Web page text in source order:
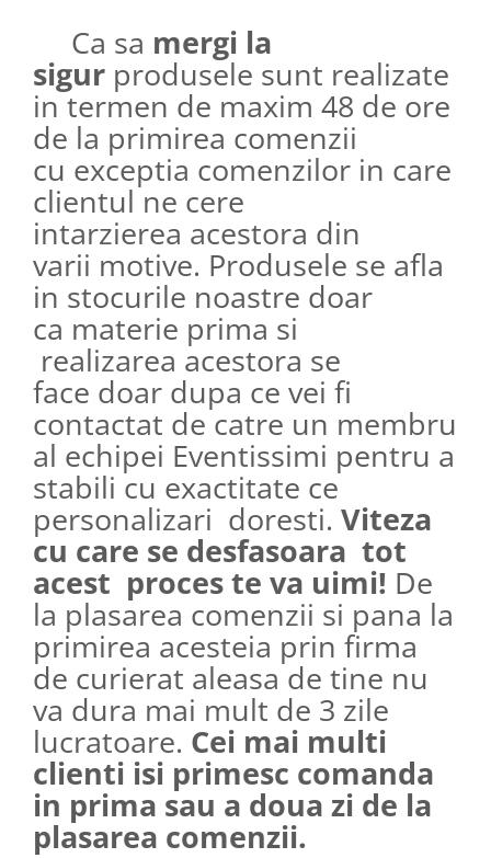
Ca sa mergi la
sigur produsele sunt realizate
in termen de maxim 48 de ore
de la primirea comenzii
cu exceptia comenzilor in care
clientul ne cere
intarzierea acestora din
varii motive. Produsele se afla
in stocurile noastre doar
ca materie prima si
realizarea acestora se
face doar dupa ce vei fi
contactat de catre un membru
al echipei Eventissimi pentru a
stabili cu exactitate ce
personalizari doresti. Viteza
cu care se desfasoara tot
acest proces te va uimi! De
la plasarea comenzii si pana la
primirea acesteia prin firma
de curierat aleasa de tine nu
va dura mai mult de 3 zile
lucratoare. Cei mai multi
clienti isi primesc comanda
in prima sau a doua zi de la
plasarea comenzii.